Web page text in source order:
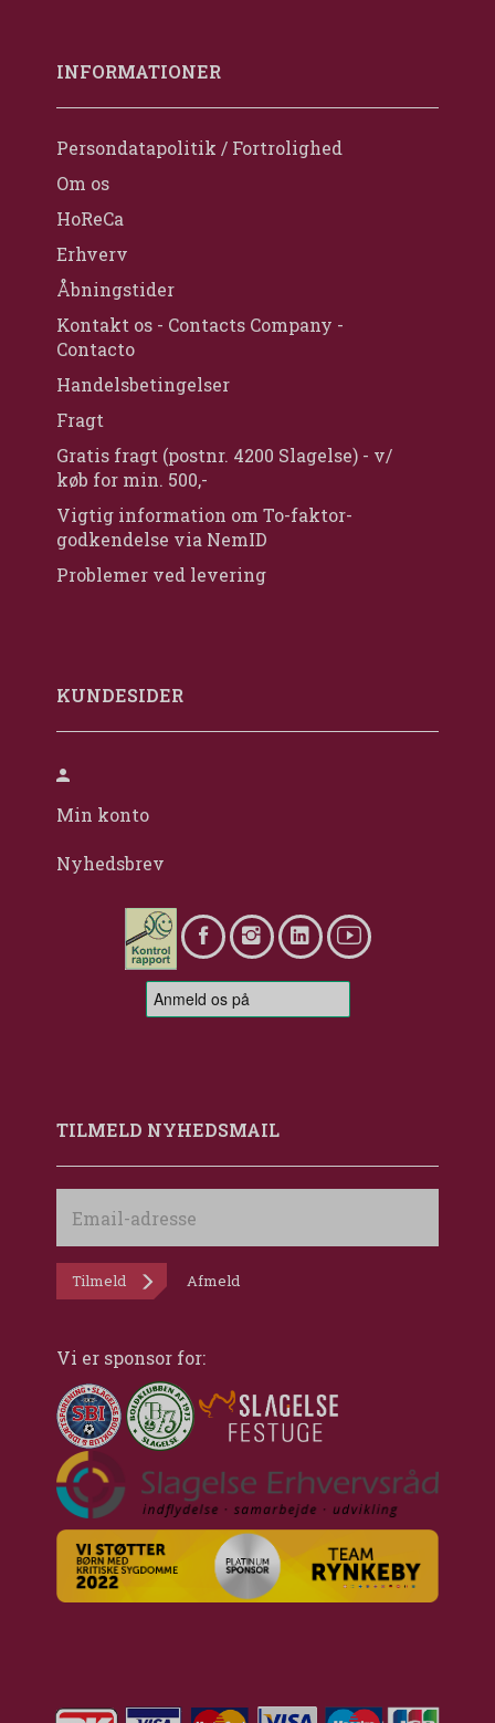
INFORMATIONER
Persondatapolitik / Fortrolighed
Om os
HoReCa
Erhverv
Åbningstider
Kontakt os - Contacts Company -
Contacto
Handelsbetingelser
Fragt
Gratis fragt (postnr. 4200 Slagelse) - v/
køb for min. 500,-
Vigtig information om To-faktor-
godkendelse via NemID
Problemer ved levering
KUNDESIDER
Min konto
Nyhedsbrev
TILMELD NYHEDSMAIL
adresse
Tilmeld Afmeld
Vi er sponsor for: